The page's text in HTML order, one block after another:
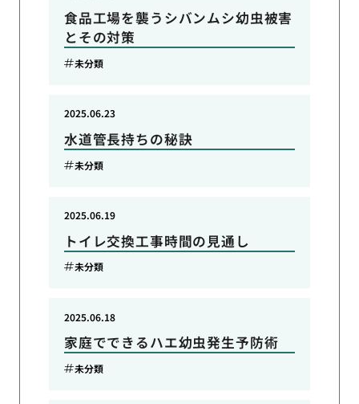
食品工場を襲うシバンムシ幼虫被害
とその対策
未分類
水道管長持ちの秘訣
2025.06.23
未分類
トイレ交換工事時間の見通し
2025.06.19
未分類
家庭でできるハエ幼虫発生予防術
2025.06.18
未分類